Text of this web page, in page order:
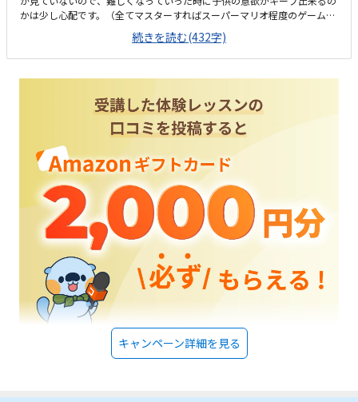
かは少し心配です。（全てマスターすればスーパーマリオ程度のゲームは
作れるようになるとおっしゃってました）駅近くの教室だったので、専用
の駐車場がないのが残念でした。近くのショッピングモールの駐車場に停
めないといけないのですが、子供が1人で入れるようになれば、近くで降
だけでの料金は他と比べたら安めだと思いますが、他に教科も受講しない
といけないので、プラスでかかるので、両方となると高いですね…個別対
応のところなので、いいなと思います。時間帯も色々あって、ありがたい
続きを読む(432字)
キャンペーン詳細を見る